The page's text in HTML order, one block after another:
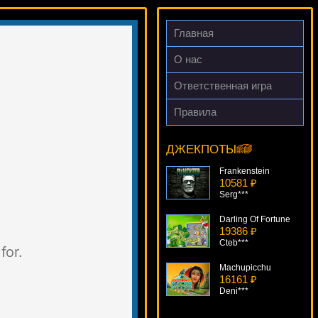
Главная
О нас
Ответственная игра
Правила
ДЖЕКПОТЫ
Keno
aleg***
Frankenstein
10581 ₽
Serg***
Darling Of Fortune
19386 ₽
Cteb***
Machupicchu
16161 ₽
Deni***